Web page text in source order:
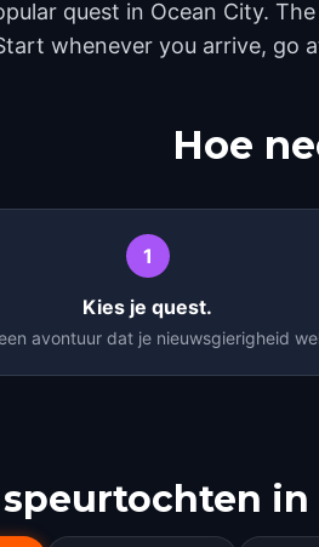
quest in Ocean City.
whenever you arrive, go
Hoe
1
Kies je quest.
avontuur dat je nieuwsgierigheid
in